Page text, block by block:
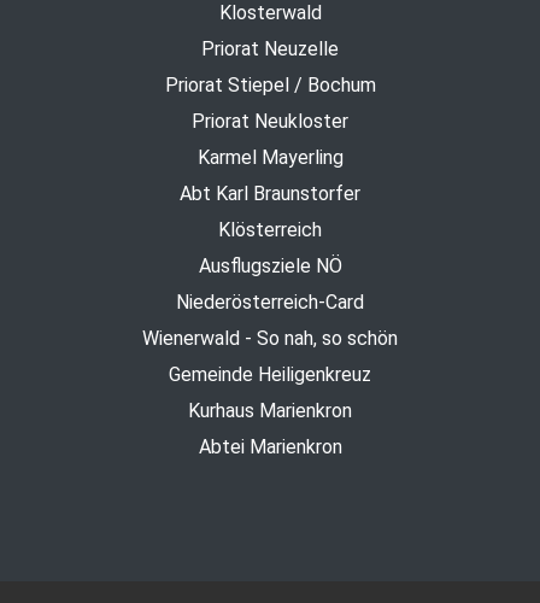
Klosterwald
Priorat Neuzelle
Priorat Stiepel / Bochum
Priorat Neukloster
Karmel Mayerling
Abt Karl Braunstorfer
Klösterreich
Ausflugsziele NÖ
Niederösterreich-Card
Wienerwald - So nah, so schön
Gemeinde Heiligenkreuz
Kurhaus Marienkron
Abtei Marienkron